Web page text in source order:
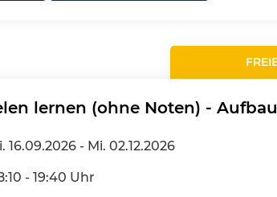
lernen (ohne Noten) -
16.09.2026 - Mi. 02.12.2026
- 19:40 Uhr